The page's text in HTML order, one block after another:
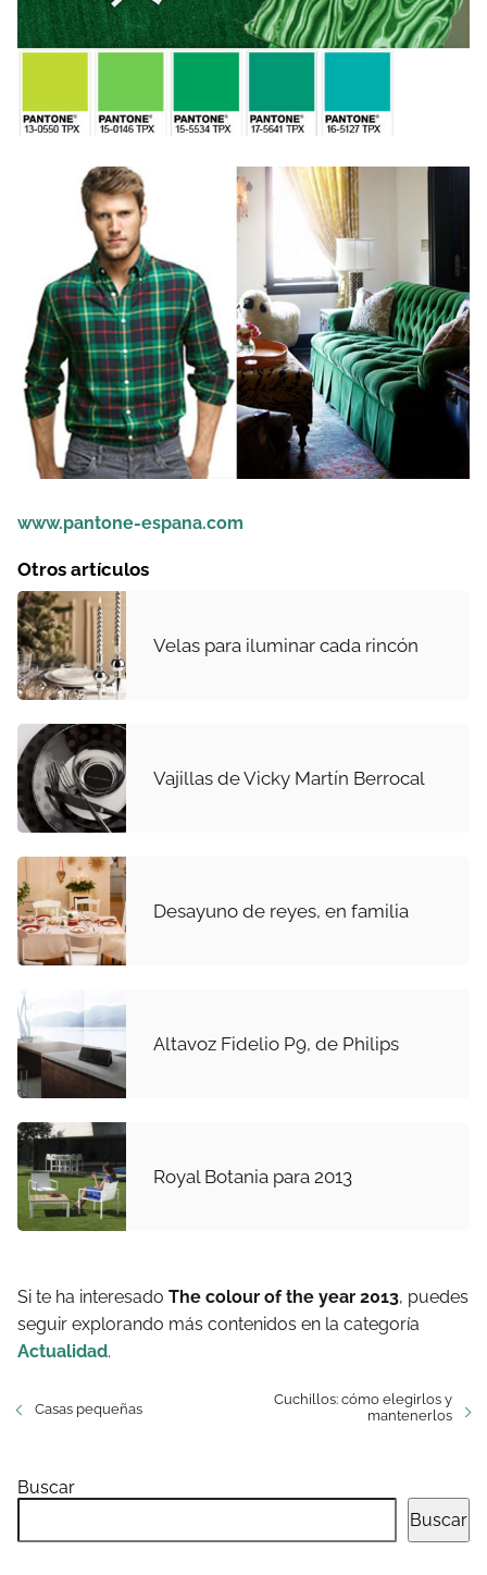
www.pantone-espana.com
Otros artículos
Velas para iluminar cada rincón
Vajillas de Vicky Martín Berrocal
Desayuno de reyes, en familia
Altavoz Fidelio P9, de Philips
Royal Botania para 2013
Si te ha interesado The colour of the year 2013, puedes
seguir explorando más contenidos en la categoría
Actualidad.
Casas pequeñas
Cuchillos: cómo elegirlos y
mantenerlos
Buscar
Buscar